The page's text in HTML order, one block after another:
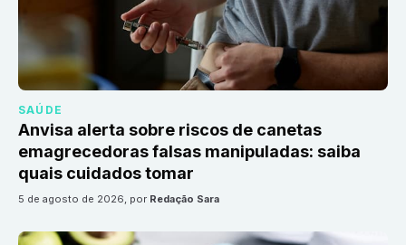
SAÚDE
Anvisa alerta sobre riscos de canetas
emagrecedoras falsas manipuladas: saiba
quais cuidados tomar
5 de agosto de 2026, por Redação Sara